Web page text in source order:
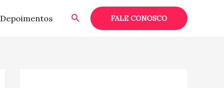
Depoimentos PesquisarFALE CONOSCO